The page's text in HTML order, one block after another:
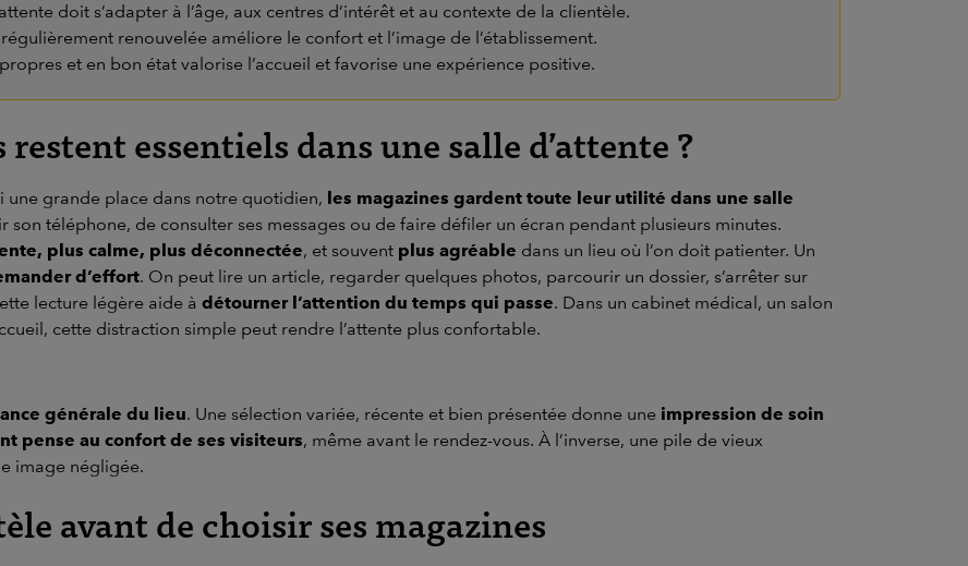
doit s’adapter à l’âge, aux centres d’intérêt et au contexte de la clientèle.
renouvelée améliore le confort et l’image de l’établissement.
et en bon état valorise l’accueil et favorise une expérience positive.
essentiels dans une salle d’attente ?
une grande place dans notre quotidien, les magazines gardent toute leur utilité dans une salle
son téléphone, de consulter ses messages ou de faire défiler un écran pendant plusieurs minutes.
plus calme, plus déconnectée, et souvent plus agréable dans un lieu où l’on doit patienter. Un
d’effort. On peut lire un article, regarder quelques photos, parcourir un dossier, s’arrêter sur
lecture légère aide à détourner l’attention du temps qui passe. Dans un cabinet médical, un salon
cette distraction simple peut rendre l’attente plus confortable.
générale du lieu. Une sélection variée, récente et bien présentée donne une impression de soin
pense au confort de ses visiteurs, même avant le rendez-vous. À l’inverse, une pile de vieux
image négligée.
avant de choisir ses magazines